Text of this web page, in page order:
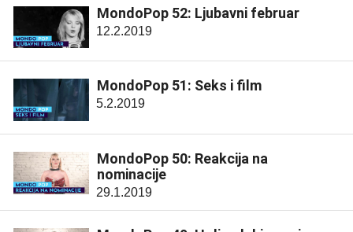
MondoPop 52: Ljubavni februar
12.2.2019
MondoPop 51: Seks i film
5.2.2019
MondoPop 50: Reakcija na
nominacije
29.1.2019